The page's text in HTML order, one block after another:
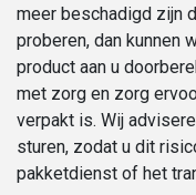
meer beschadigd zijn
proberen, dan kunnen
product aan u
met zorg en zorg
verpakt is. Wij
sturen, zodat u dit
pakketdienst of het